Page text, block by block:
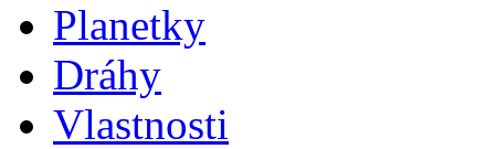
Planetky
Dráhy
Vlastnosti